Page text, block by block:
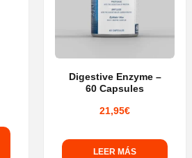
Digestive Enzyme –
60 Capsules
21,95€
LEER MÁS